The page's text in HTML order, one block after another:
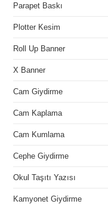
Parapet Baskı
Plotter Kesim
Roll Up Banner
X Banner
Cam Giydirme
Cam Kaplama
Cam Kumlama
Cephe Giydirme
Okul Taşıtı Yazısı
Kamyonet Giydirme